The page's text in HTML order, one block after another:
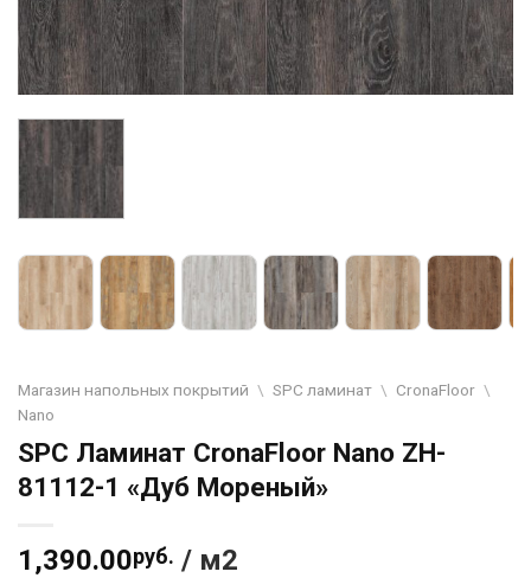
Магазин напольных покрытий \ SPC ламинат \ CronaFloor \
Nano
SPC Ламинат CronaFloor Nano ZH-
81112-1 «Дуб Мореный»
1,390.00руб. / м2